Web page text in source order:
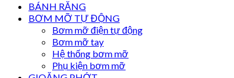
BÁNH RĂNG
BƠM MỠ TỰ ĐỘNG
Bơm mỡ điện tự động
Bơm mỡ tay
Hệ thống bơm mỡ
Phụ kiện bơm mỡ